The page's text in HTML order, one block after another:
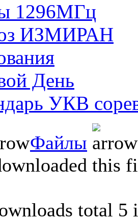
1296МГц
ИЗМИРАН
День
УКВ
Файлы
this
total 5